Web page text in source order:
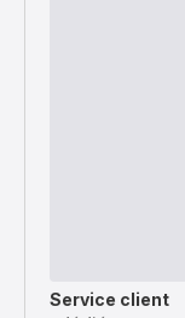
Service client